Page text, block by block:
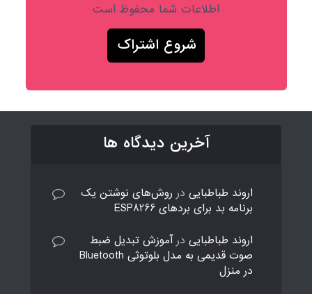
اطلاعات شما محفوظ است
آخرین دیدگاه ها
اروند طباطبایی در روش‌های نوشتن یک
برنامه بد برای بردهای ESP8266
اروند طباطبایی در آموزش تبدیل ضبط
صوت قدیمی به مدل بلوتوثی Bluetooth
در منزل